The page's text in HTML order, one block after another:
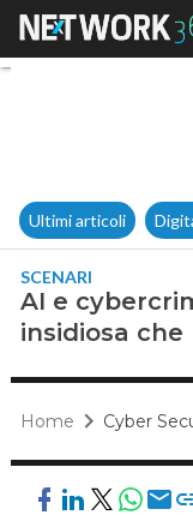
Ultimi articoli
SCENARI
AI e
insidiosa
Home Cyber